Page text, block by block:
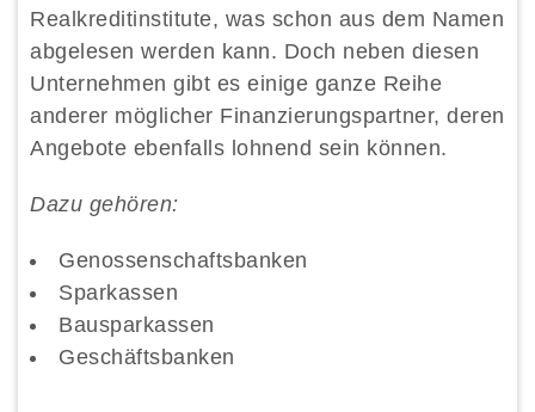
Realkreditinstitute, was schon aus dem Namen
abgelesen werden kann. Doch neben diesen
Unternehmen gibt es einige ganze Reihe
anderer möglicher Finanzierungspartner, deren
Angebote ebenfalls lohnend sein können.
Dazu gehören:
Genossenschaftsbanken
Sparkassen
Bausparkassen
Geschäftsbanken